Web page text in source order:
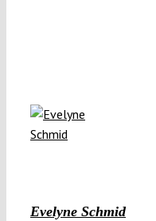
Evelyne Schmid